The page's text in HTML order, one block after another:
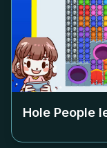
Hole People